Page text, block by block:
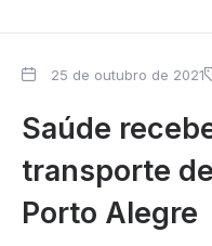
25 de outubro de 2021
Saúde
transporte
Porto Alegre